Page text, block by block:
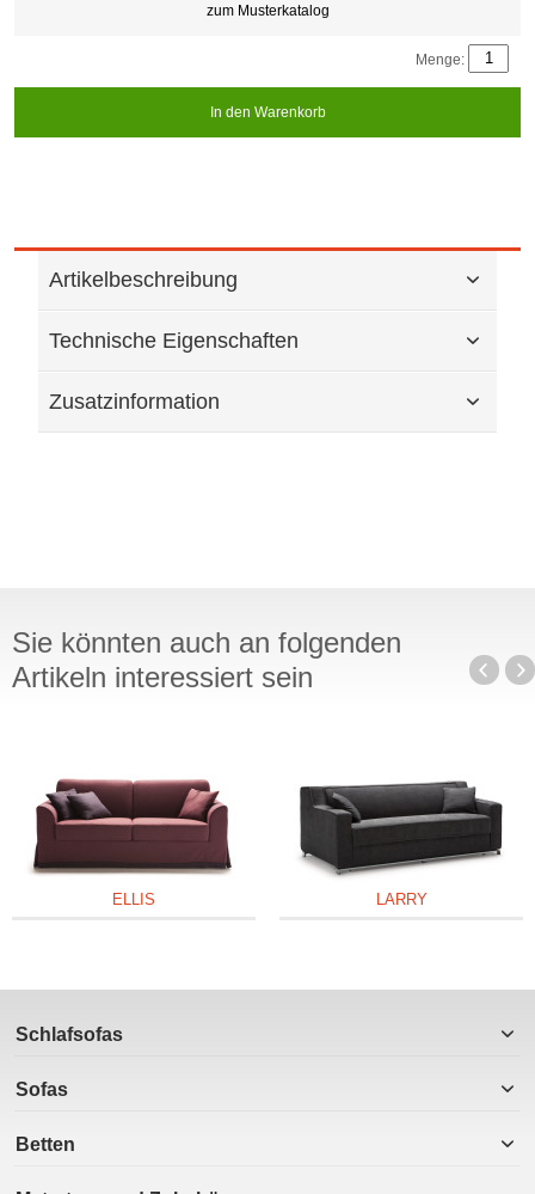
zum Musterkatalog
Menge:
In den Warenkorb
Artikelbeschreibung
Technische Eigenschaften
Zusatzinformation
Sie könnten auch an folgenden
Artikeln interessiert sein
ELLIS LARRY
Schlafsofas
Sofas
Betten